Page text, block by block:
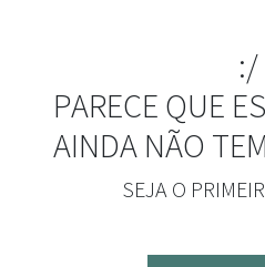
:/
PARECE QUE
AINDA NÃO
SEJA O